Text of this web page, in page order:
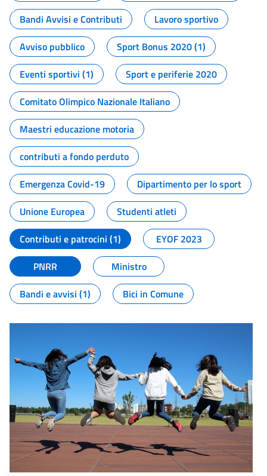
Bandi Avvisi e Contributi
Lavoro sportivo
Avviso pubblico
Sport Bonus 2020 (1)
Eventi sportivi (1)
Sport e periferie 2020
Comitato Olimpico Nazionale Italiano
Maestri educazione motoria
contributi a fondo perduto
Emergenza Covid-19
Dipartimento per lo sport
Unione Europea
Studenti atleti
Contributi e patrocini (1)
EYOF 2023
PNRR
Ministro
Bandi e avvisi (1)
Bici in Comune